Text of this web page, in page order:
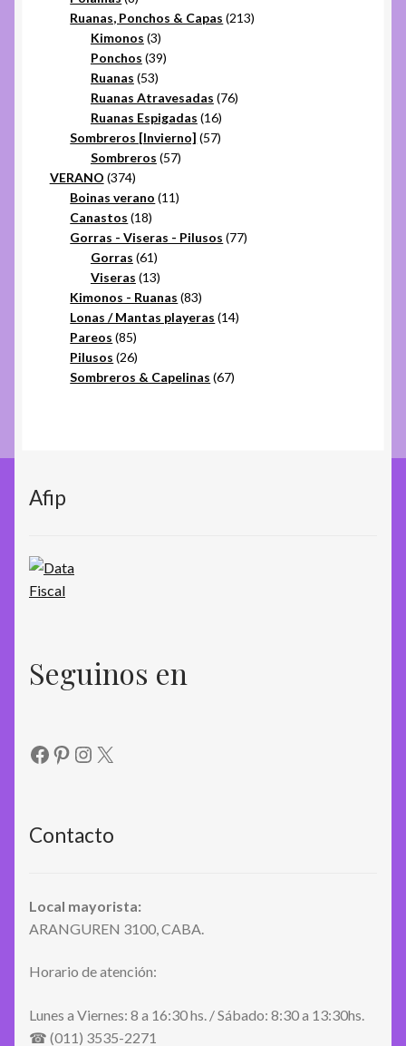
productos
Ruanas, Ponchos & Capas 213213
Kimonos 33
productos
Ponchos 3939
Ruanas 5353
productos
Ruanas Atravesadas 7676
Ruanas Espigadas 1616
productos
Sombreros [Invierno] 5757
Sombreros 5757
VERANO 374374
productos
Boinas verano 1111
Canastos 1818
productos
Gorras - Viseras - Pilusos 7777
Gorras 6161
productos
Viseras 1313
productos
Kimonos - Ruanas 8383
productos
Lonas / Mantas playeras 1414
Pareos 8585
productos
Pilusos 2626
productos
Sombreros & Capelinas 6767
Afip
Seguinos en
Facebook
Pinterest
Instagram
X
Contacto
Local mayorista:
ARANGUREN 3100, CABA.
Horario de atención:
Lunes a Viernes: 8 a 16:30 hs. / Sábado: 8:30 a 13:30hs.
☎ (011) 3535-2271